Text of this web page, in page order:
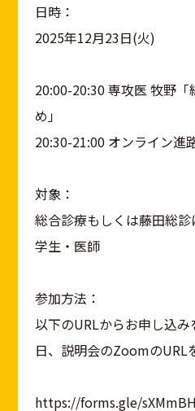
日時：
2025年12月23日(火)
20:00-20:30 専攻医 牧野「
め」
20:30-21:00 オンライン進
対象：
総合診療もしくは藤田総
学生・医師
参加方法：
以下のURLからお申し込
日、説明会のZoomのURL
https://forms.gle/